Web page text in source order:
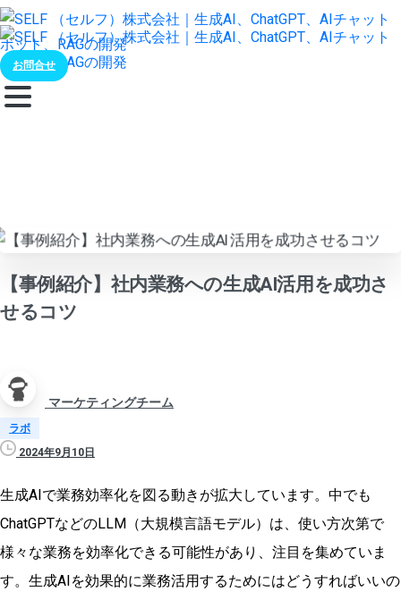
お問合せ
【事例紹介】社内業務への生成AI活用を成功さ
せるコツ
マーケティングチーム
ラボ
2024年9月10日
生成AIで業務効率化を図る動きが拡大しています。中でも
ChatGPTなどのLLM（大規模言語モデル）は、使い方次第で
様々な業務を効率化できる可能性があり、注目を集めていま
す。生成AIを効果的に業務活用するためにはどうすればいいの